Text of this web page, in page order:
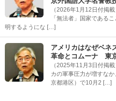
（2026年1月12日付掲
「無法者」国家である
明するようにな […]
アメリカはなぜベ
革命とコムーナ 東
（2025年11月3日付掲
カの軍事圧力が増すな
京都港区）で10月2 […]